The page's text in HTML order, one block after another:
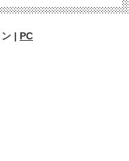
| PC